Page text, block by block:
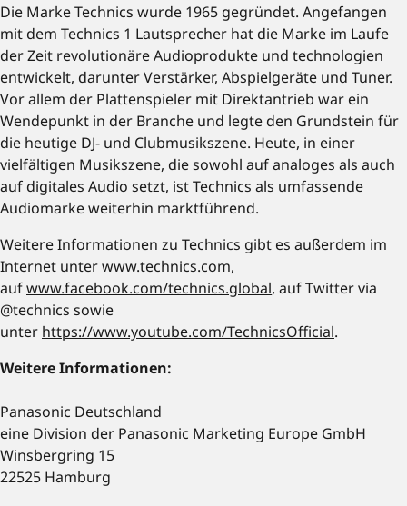
Die Marke Technics wurde 1965 gegründet. Angefangen
mit dem Technics 1 Lautsprecher hat die Marke im Laufe
der Zeit revolutionäre Audioprodukte und technologien
entwickelt, darunter Verstärker, Abspielgeräte und Tuner.
Vor allem der Plattenspieler mit Direktantrieb war ein
Wendepunkt in der Branche und legte den Grundstein für
die heutige DJ- und Clubmusikszene. Heute, in einer
vielfältigen Musikszene, die sowohl auf analoges als auch
auf digitales Audio setzt, ist Technics als umfassende
Audiomarke weiterhin marktführend.
Weitere Informationen zu Technics gibt es außerdem im
Internet unterwww.technics.com,
aufwww.facebook.com/technics.global, auf Twitter via
@technics sowie
unter https://www.youtube.com/TechnicsOfficial.
Weitere Informationen:
Panasonic Deutschland
eine Division der Panasonic Marketing Europe GmbH
Winsbergring 15
22525 Hamburg